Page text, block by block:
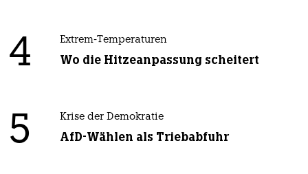
4 Extrem-Temperaturen
Wo die Hitzeanpassung scheitert
5 Krise der Demokratie
AfD-Wählen als Triebabfuhr